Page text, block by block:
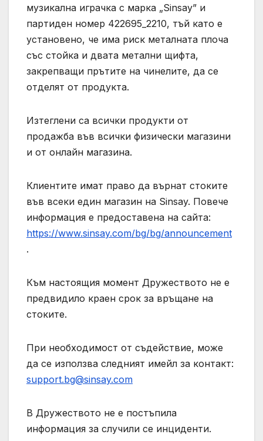
музикална играчка с марка „Sinsay” и
партиден номер 422695_2210, тъй като е
установено, че има риск металната плоча
със стойка и двата метални щифта,
закрепващи прътите на чинелите, да се
отделят от продукта.
Изтеглени са всички продукти от
продажба във всички физически магазини
и от онлайн магазина.
Клиентите имат право да върнат стоките
във всеки един магазин на Sinsay. Повече
информация е предоставена на сайта:
https://www.sinsay.com/bg/bg/announcement
.
Към настоящия момент Дружеството не е
предвидило краен срок за връщане на
стоките.
При необходимост от съдействие, може
да се използва следният имейл за контакт:
support.bg@sinsay.com
В Дружеството не е постъпила
информация за случили се инциденти.